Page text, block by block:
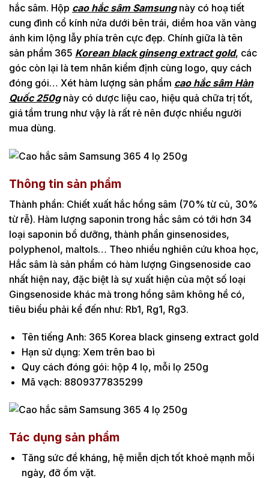
hắc sâm. Hộp cao hắc sâm Samsungnày có hoạ tiết
cung đình cổ kính nửa dưới bên trái, diềm hoa văn vàng
ánh kim lộng lẫy phía trên cực đẹp. Chính giữa là tên
sản phẩm 365 Korean black ginseng extract gold, các
góc còn lại là tem nhãn kiểm định cùng logo, quy cách
đóng gói… Xét hàm lượng sản phẩm cao hắc sâm Hàn
Quốc 250gnày có dược liệu cao, hiệu quả chữa trị tốt,
giá tầm trung như vậy là rất rẻ nên được nhiều người
mua dùng.
Thông tin sản phẩm
Thành phần: Chiết xuất hắc hồng sâm (70% từ củ, 30%
từ rễ). Hàm lượng saponin trong hắc sâm có tới hơn 34
loại saponin bổ dưỡng, thành phần ginsenosides,
polyphenol, maltols… Theo nhiều nghiên cứu khoa học,
Hắc sâm là sản phẩm có hàm lượng Gingsenoside cao
nhất hiện nay, đặc biệt là sự xuất hiện của một số loại
Gingsenoside khác mà trong hồng sâm không hề có,
tiêu biểu phải kể đến như: Rb1, Rg1, Rg3.
Tên tiếng Anh: 365 Korea black ginseng extract gold
Hạn sử dụng: Xem trên bao bì
Quy cách đóng gói: hộp 4 lọ, mỗi lọ 250g
Mã vạch: 8809377835299
Tác dụng sản phẩm
Tăng sức đề kháng, hệ miễn dịch tốt khoẻ mạnh mỗi
ngày, đỡ ốm vặt.